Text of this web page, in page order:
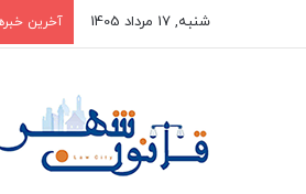
شنبه, 17 مرداد 1405 آخرین